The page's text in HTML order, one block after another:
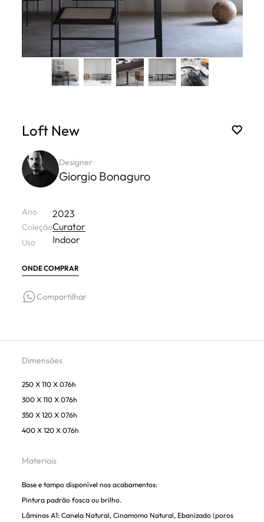
Loft New
Designer
Giorgio Bonaguro
Ano
Coleção
Uso
2023
Curator
Indoor
ONDE COMPRAR
Compartilhar
Dimensões
250 X 110 X 076h
300 X 110 X 076h
350 X 120 X 076h
400 X 120 X 076h
Materiais
Base e tampo disponível nos acabamentos:
Pintura padrão fosca ou brilho.
Lâminas A1: Canela Natural, Cinamomo Natural, Ebanizado (poros